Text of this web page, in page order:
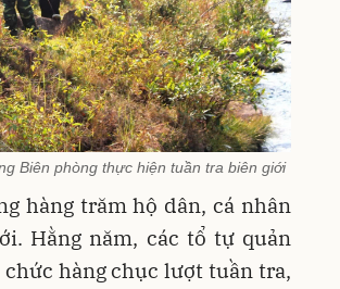
Biên phòng thực hiện tuần tra biên giới
hàng trăm hộ dân, cá nhân
Hằng năm, các tổ tự quản
hàng chục lượt tuần tra,